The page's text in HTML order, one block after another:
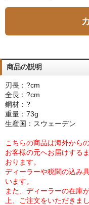
商品の説明
刃長：?cm
全長：?cm
鋼材：?
重量：73g
生産国：スウェーデン
こちらの商品は海外から
お客様の元へお届けする
おります。
ディーラーや税関の込み
います。
また、ディーラーの在庫
上、ご注文をいただきま